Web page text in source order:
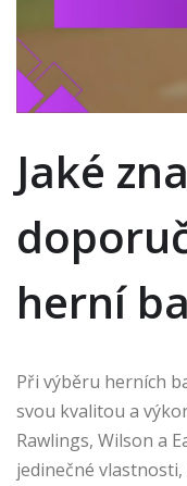
Jaké
herní
Při výběru herních
svou kvalitou a
Rawlings, Wilson a
jedinečné